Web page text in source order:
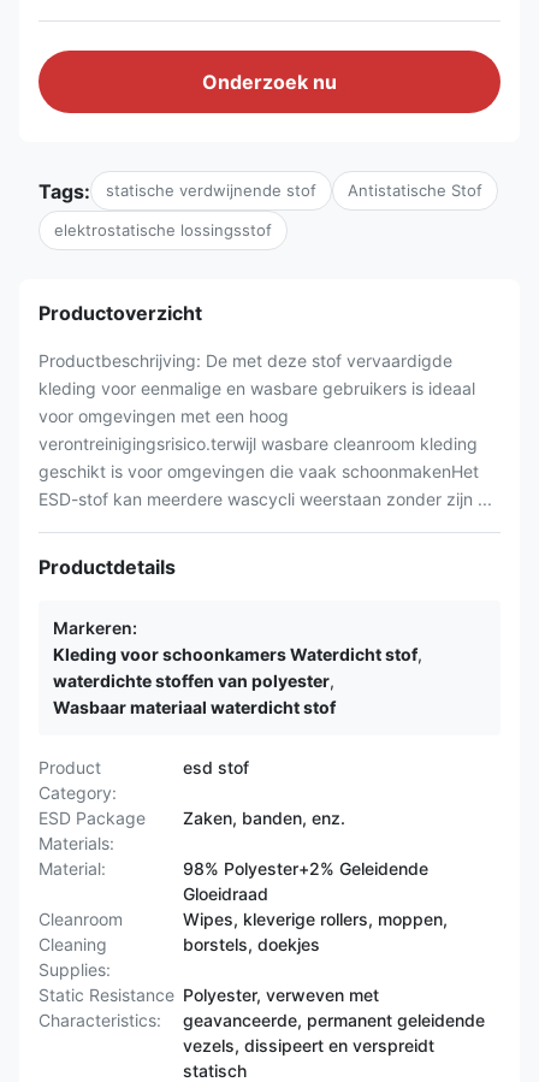
Onderzoek nu
Tags: statische verdwijnende stof Antistatische Stof
elektrostatische lossingsstof
Productoverzicht
Productbeschrijving: De met deze stof vervaardigde
kleding voor eenmalige en wasbare gebruikers is ideaal
voor omgevingen met een hoog
verontreinigingsrisico.terwijl wasbare cleanroom kleding
geschikt is voor omgevingen die vaak schoonmakenHet
ESD-stof kan meerdere wascycli weerstaan zonder zijn ...
Productdetails
Markeren:
Kleding voor schoonkamers Waterdicht stof,
waterdichte stoffen van polyester,
Wasbaar materiaal waterdicht stof
Product
Category:
esd stof
ESD Package
Materials:
Zaken, banden, enz.
Material:
98% Polyester+2% Geleidende
Gloeidraad
Cleanroom
Cleaning
Supplies:
Wipes, kleverige rollers, moppen,
borstels, doekjes
Static Resistance
Characteristics:
Polyester, verweven met
geavanceerde, permanent geleidende
vezels, dissipeert en verspreidt
statisch